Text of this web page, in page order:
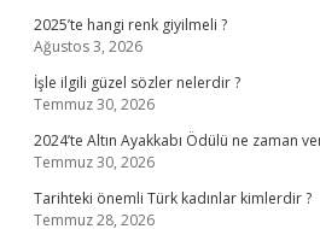
2025’te hangi renk giyilmeli ?
Ağustos 3, 2026
İşle ilgili güzel sözler nelerdir ?
Temmuz 30, 2026
2024’te Altın Ayakkabı Ödülü ne zaman
Temmuz 30, 2026
Tarihteki önemli Türk kadınlar kimlerdir ?
Temmuz 28, 2026